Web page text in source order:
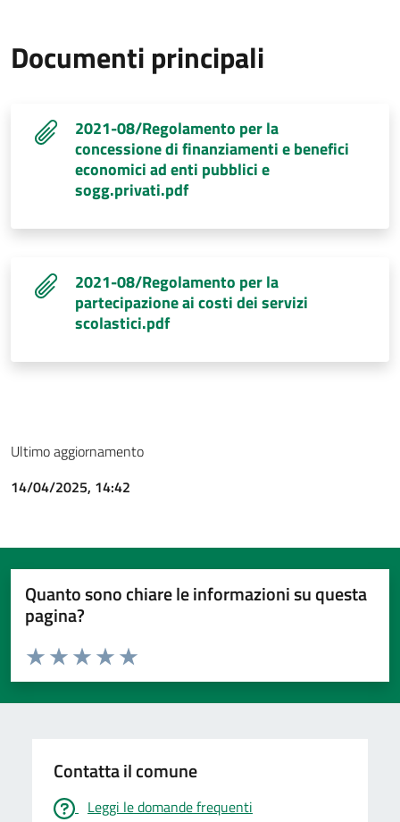
Documenti principali
2021-08/Regolamento per la
concessione di finanziamenti e benefici
economici ad enti pubblici e
sogg.privati.pdf
2021-08/Regolamento per la
partecipazione ai costi dei servizi
scolastici.pdf
Ultimo aggiornamento
14/04/2025, 14:42
Quanto sono chiare le informazioni su questa
pagina?
Valuta da 1 a 5 stelle la pagina
Valuta 5 stelle su 5
Valuta 4 stelle su 5
Valuta 3 stelle su 5
Valuta 2 stelle su 5
Valuta 1 stelle su 5
Contatta il comune
Leggi le domande frequenti